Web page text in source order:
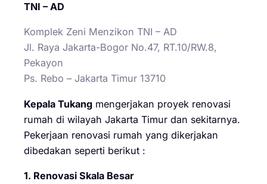
TNI – AD
Komplek Zeni Menzikon TNI – AD
Jl. Raya Jakarta-Bogor No.47, RT.10/RW.8,
Pekayon
Ps. Rebo – Jakarta Timur 13710
Kepala Tukang mengerjakan proyek renovasi
rumah di wilayah Jakarta Timur dan sekitarnya.
Pekerjaan renovasi rumah yang dikerjakan
dibedakan seperti berikut :
1. Renovasi Skala Besar